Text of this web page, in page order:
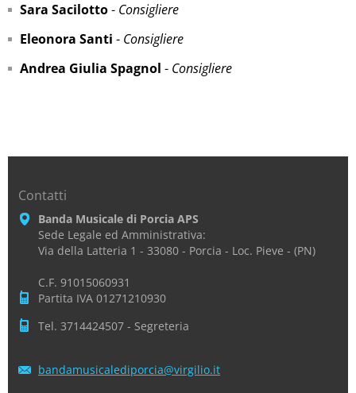
Sara Sacilotto- Consigliere
Eleonora Santi - Consigliere
Andrea Giulia Spagnol - Consigliere
Contatti
Banda Musicale di Porcia APS
Sede Legale ed Amministrativa:
Via della Latteria 1 - 33080 - Porcia - Loc. Pieve - (PN)
C.F. 91015060931
Partita IVA 01271210930
Tel. 3714424507 - Segreteria
bandamusicalediporcia@virgilio.it